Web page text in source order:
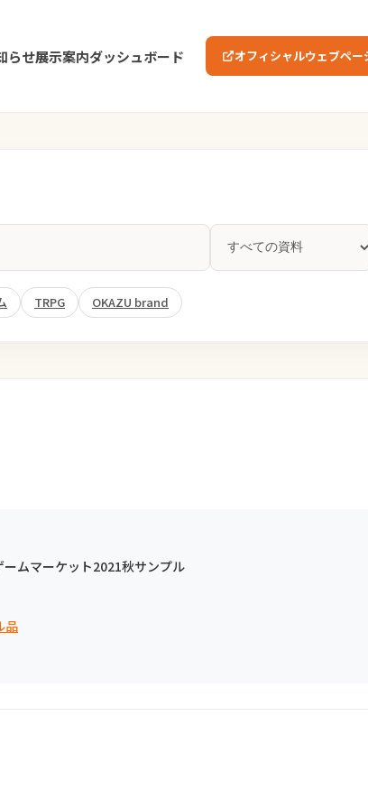
らせ展示案内ダッシュボード オフィシャルウェブペー
TRPG OKAZU brand
ムマーケット2021秋サンプル
品